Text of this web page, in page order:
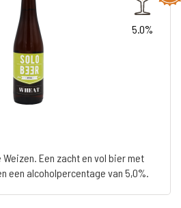
5.0%
Een zacht en vol bier met
een alcoholpercentage van 5,0%.